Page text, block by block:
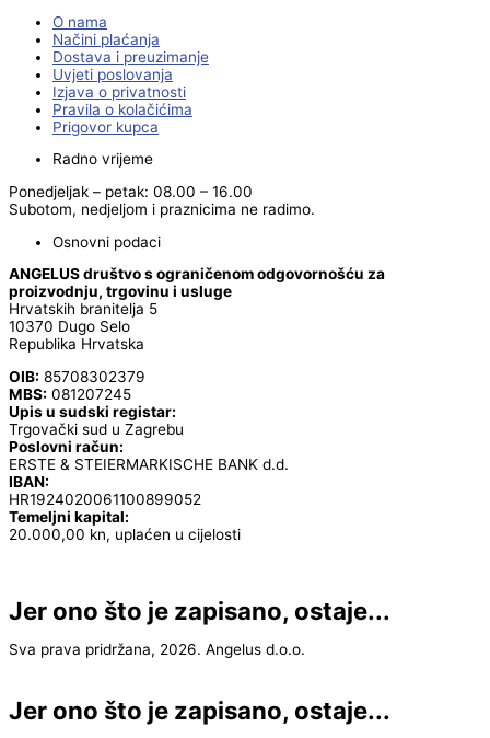
O nama
Načini plaćanja
Dostava i preuzimanje
Uvjeti poslovanja
Izjava o privatnosti
Pravila o kolačićima
Prigovor kupca
Radno vrijeme
Ponedjeljak – petak: 08.00 – 16.00
Subotom, nedjeljom i praznicima ne radimo.
Osnovni podaci
ANGELUS društvo s ograničenom odgovornošću za
proizvodnju, trgovinu i usluge
Hrvatskih branitelja 5
10370 Dugo Selo
Republika Hrvatska
OIB: 85708302379
MBS: 081207245
Upis u sudski registar:
Trgovački sud u Zagrebu
Poslovni račun:
ERSTE & STEIERMARKISCHE BANK d.d.
IBAN:
HR1924020061100899052
Temeljni kapital:
20.000,00 kn, uplaćen u cijelosti
Jer ono što je zapisano, ostaje...
Sva prava pridržana, 2026. Angelus d.o.o.
Jer ono što je zapisano, ostaje...